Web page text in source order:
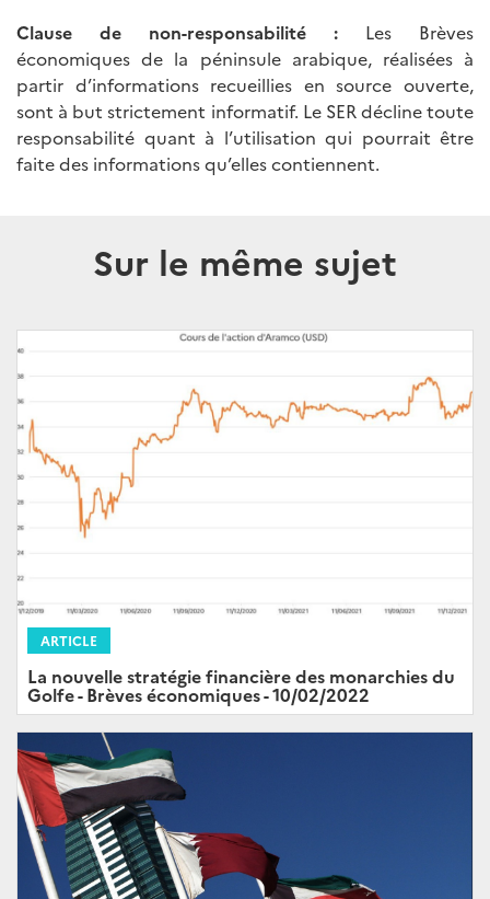
Clause de non-responsabilité : Les Brèves
économiques de la péninsule arabique, réalisées à
partir d’informations recueillies en source ouverte,
sont à but strictement informatif. Le SER décline toute
responsabilité quant à l’utilisation qui pourrait être
faite des informations qu’elles contiennent.
Sur le même sujet
ARTICLE
La nouvelle stratégie financière des monarchies du
Golfe - Brèves économiques - 10/02/2022